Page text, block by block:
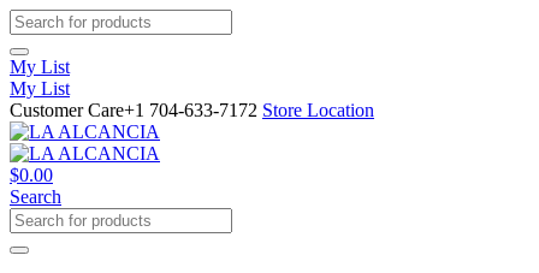
My List
My List
Customer Care+1 704-633-7172 Store Location
$0.00
Search